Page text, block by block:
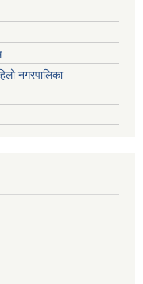
नगरपालिका